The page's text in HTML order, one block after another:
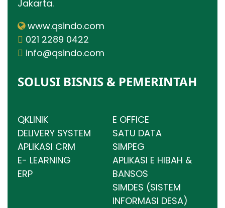
Jakarta.
www.qsindo.com
021 2289 0422
info@qsindo.com
SOLUSI BISNIS & PEMERINTAH
QKLINIK
DELIVERY SYSTEM
APLIKASI CRM
E- LEARNING
ERP
E OFFICE
SATU DATA
SIMPEG
APLIKASI E HIBAH &
BANSOS
SIMDES (SISTEM
INFORMASI DESA)